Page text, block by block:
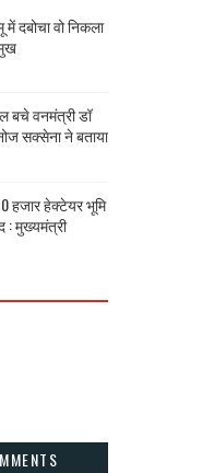
दबोचा वो निकला
बचे वनमंत्री डॉ
सक्सेना ने बताया
हजार हेक्टेयर भूमि
: मुख्यमंत्री